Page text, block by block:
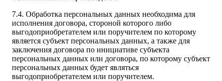
7.4. Обработка персональных данных необходима для
исполнения договора, стороной которого либо
выгодоприобретателем или поручителем по которому
является субъект персональных данных, а также для
заключения договора по инициативе субъекта
персональных данных или договора, по которому субъект
персональных данных будет являться
выгодоприобретателем или поручителем.